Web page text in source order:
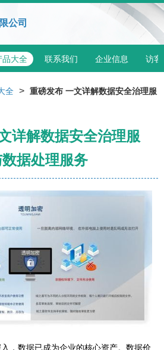
公司
品大全 联系我们 企业信息 访客
全 > 重磅发布 一文详解数据安全治理服
详解数据安全治理服
据处理服务
，数据已成为企业的核心资产。数据价